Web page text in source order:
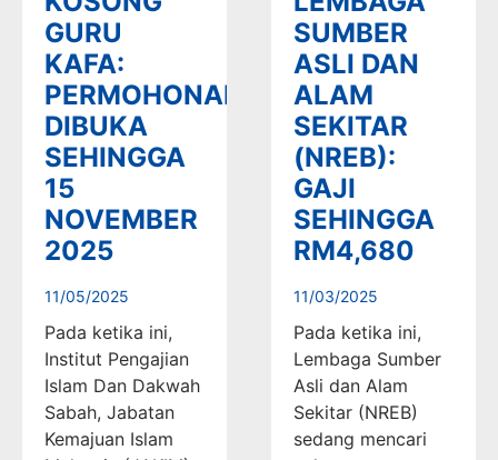
GURU
KAFA:
PERMOHONAN
DIBUKA
SEHINGGA
15
NOVEMBER
2025
11/05/2025
Pada ketika ini,
Institut Pengajian
Islam Dan Dakwah
Sabah, Jabatan
Kemajuan Islam
SUMBER
ASLI DAN
ALAM
SEKITAR
(NREB):
GAJI
SEHINGGA
RM4,680
11/03/2025
Pada ketika ini,
Lembaga Sumber
Asli dan Alam
Sekitar (NREB)
sedang mencari